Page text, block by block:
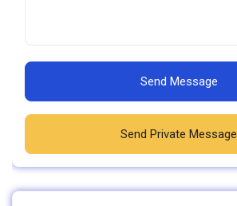
Send Message
Send Private Message